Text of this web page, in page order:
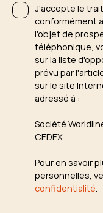
J'accepte le
conformément
l'objet de
téléphonique,
sur la liste
prévu par
sur le site
adressé à :
Société
CEDEX.
Pour en savoir
personnelles,
confidentialité.